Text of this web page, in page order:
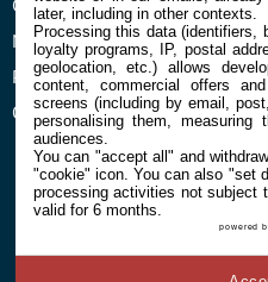
Confidentialité et Cookies
Mentions légales et CGU
Préférences Cookies
Qui sommes nous
later, including in other contexts.
Processing this data (identifiers,
loyalty programs, IP, postal
geolocation, etc.) allows
content, commercial offers
screens (including by email,
personalising them, measuring
audiences.
You can "accept all" and
"cookie" icon. You can also "set
processing activities not subject
valid for 6 months.
powered